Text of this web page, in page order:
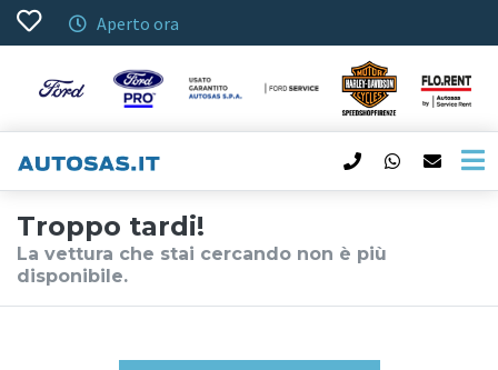
Aperto ora
Troppo tardi!
La vettura che stai cercando non è più
disponibile.